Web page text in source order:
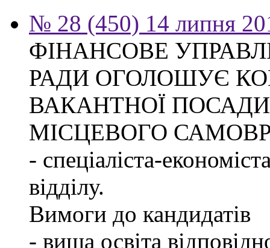
№ 28 (450) 14 липня
ФІНАНСОВЕ
РАДИ ОГОЛОШУЄ
ВАКАНТНОЇ
МІСЦЕВОГО
- спеціаліста-
відділу.
Вимоги до кандидатів
- вища освіта